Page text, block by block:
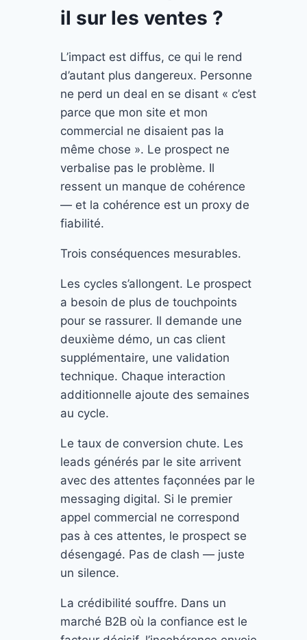
il sur les ventes ?
L’impact est diffus, ce qui le rend
d’autant plus dangereux. Personne
ne perd un deal en se disant « c’est
parce que mon site et mon
commercial ne disaient pas la
même chose ». Le prospect ne
verbalise pas le problème. Il
ressent un manque de cohérence
— et la cohérence est un proxy de
fiabilité.
Trois conséquences mesurables.
Les cycles s’allongent. Le prospect
a besoin de plus de touchpoints
pour se rassurer. Il demande une
deuxième démo, un cas client
supplémentaire, une validation
technique. Chaque interaction
additionnelle ajoute des semaines
au cycle.
Le taux de conversion chute. Les
leads générés par le site arrivent
avec des attentes façonnées par le
messaging digital. Si le premier
appel commercial ne correspond
pas à ces attentes, le prospect se
désengagé. Pas de clash — juste
un silence.
La crédibilité souffre. Dans un
marché B2B où la confiance est le